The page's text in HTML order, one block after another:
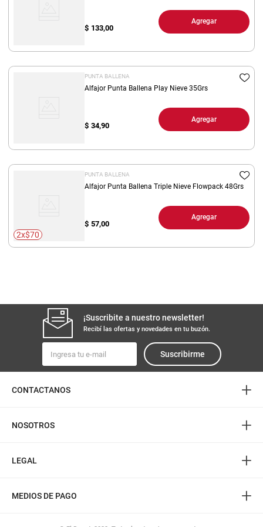
$ 133,00
Agregar
PUNTA BALLENA
Alfajor Punta Ballena Play Nieve 35Grs
$ 34,90
Agregar
2x$70
PUNTA BALLENA
Alfajor Punta Ballena Triple Nieve Flowpack 48Grs
$ 57,00
Agregar
¡Suscribite a nuestro newsletter!
Recibí las ofertas y novedades en tu buzón.
Suscribirme
CONTACTANOS +
NOSOTROS +
LEGAL +
MEDIOS DE PAGO +